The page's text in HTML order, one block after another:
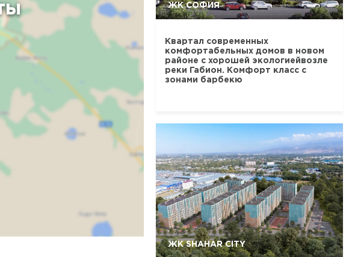
ЖК СОФИЯ
Квартал современных
комфортабельных домов в новом
районе с хорошей экологиейвозле
реки Габион. Комфорт класс с
зонами барбекю
ЖК SHAHAR CITY